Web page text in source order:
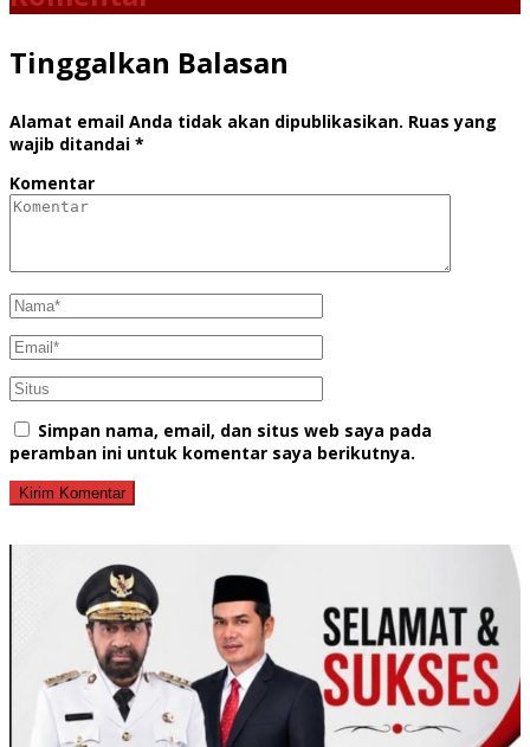
Tinggalkan Balasan
Alamat email Anda tidak akan dipublikasikan. Ruas yang
wajib ditandai *
Komentar
Simpan nama, email, dan situs web saya pada
peramban ini untuk komentar saya berikutnya.